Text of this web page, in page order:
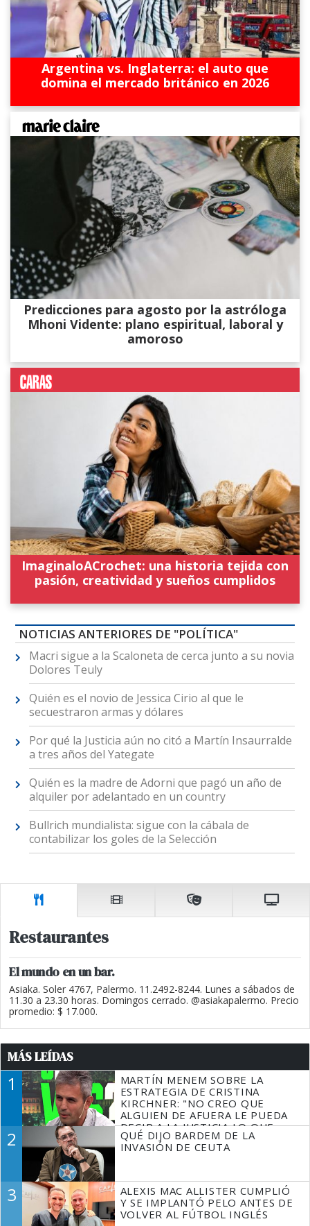
Argentina vs. Inglaterra: el auto que
domina el mercado británico en 2026
Predicciones para agosto por la astróloga
Mhoni Vidente: plano espiritual, laboral y
amoroso
ImaginaloACrochet: una historia tejida con
pasión, creatividad y sueños cumplidos
NOTICIAS ANTERIORES DE "POLÍTICA"
Macri sigue a la Scaloneta de cerca junto a su novia
Dolores Teuly
Quién es el novio de Jessica Cirio al que le
secuestraron armas y dólares
Por qué la Justicia aún no citó a Martín Insaurralde
a tres años del Yategate
Quién es la madre de Adorni que pagó un año de
alquiler por adelantado en un country
Bullrich mundialista: sigue con la cábala de
contabilizar los goles de la Selección
Restaurantes
El mundo en un bar.
Asiaka. Soler 4767, Palermo. 11.2492-8244. Lunes a sábados de
11.30 a 23.30 horas. Domingos cerrado. @asiakapalermo. Precio
promedio: $ 17.000.
MÁS LEÍDAS
1
MARTÍN MENEM SOBRE LA
ESTRATEGIA DE CRISTINA
KIRCHNER: "NO CREO QUE
ALGUIEN DE AFUERA LE PUEDA
DECIR A LA JUSTICIA LO QUE
TIENE QUE HACER"
2
QUÉ DIJO BARDEM DE LA
INVASIÓN DE CEUTA
3
ALEXIS MAC ALLISTER CUMPLIÓ
Y SE IMPLANTÓ PELO ANTES DE
VOLVER AL FÚTBOL INGLÉS